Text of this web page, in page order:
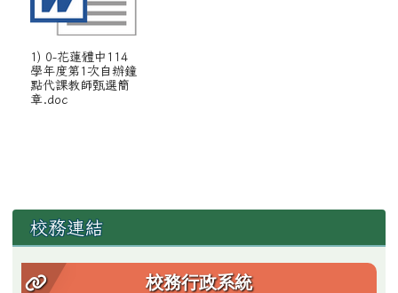
1) 0-花蓮體中114
學年度第1次自辦鐘
點代課教師甄選簡
章.doc
左邊區域內容
校務連結
校務行政系統